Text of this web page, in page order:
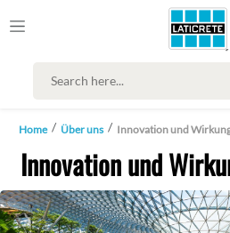
Home Über uns Innovation und
Innovation und